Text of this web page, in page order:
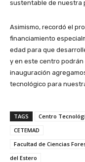
sustentable de nuestra
Asimismo, recordó el
financiamiento
edad para que
y en este centro
inauguración
tecnológico para
TAGS
Centro
CETEMAD
Facultad de Ciencias
del Estero